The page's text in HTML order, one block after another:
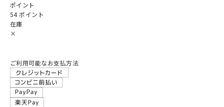
ポイント
54 ポイント
在庫
×
ご利用可能なお支払方法